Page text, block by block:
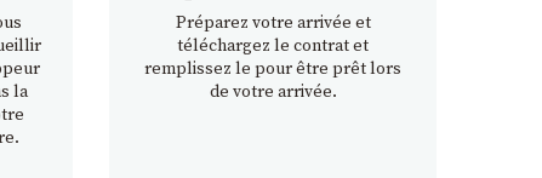
la
Préparez votre arrivée et
téléchargez le contrat et
remplissez le pour être prêt lors
de votre arrivée.